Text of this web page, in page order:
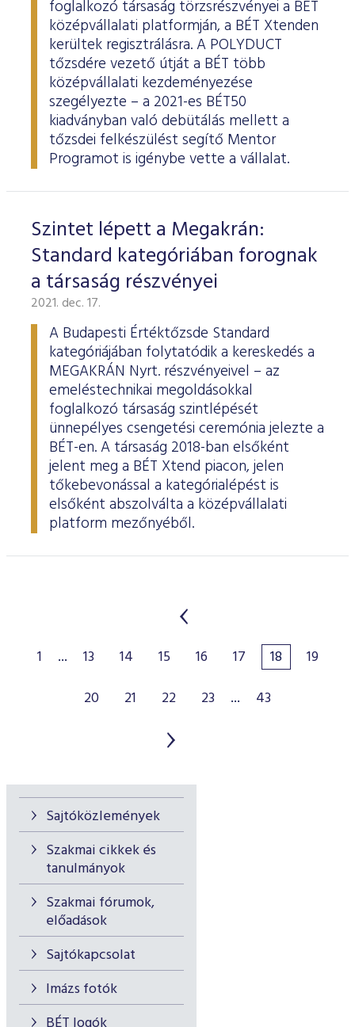
Sajtóközlemények
Szakmai cikkek és
tanulmányok
Szakmai fórumok,
előadások
Sajtókapcsolat
Imázs fotók
foglalkozó társaság törzsrészvényei a BÉT
középvállalati platformján, a BÉT Xtenden
kerültek regisztrálásra. A POLYDUCT
tőzsdére vezető útját a BÉT több
középvállalati kezdeményezése
szegélyezte – a 2021-es BÉT50
kiadványban való debütálás mellett a
tőzsdei felkészülést segítő Mentor
Programot is igénybe vette a vállalat.
Szintet lépett a Megakrán:
Standard kategóriában forognak
a társaság részvényei
2021. dec. 17.
A Budapesti Értéktőzsde Standard
kategóriájában folytatódik a kereskedés a
MEGAKRÁN Nyrt. részvényeivel – az
emeléstechnikai megoldásokkal
foglalkozó társaság szintlépését
ünnepélyes csengetési ceremónia jelezte a
BÉT-en. A társaság 2018-ban elsőként
jelent meg a BÉT Xtend piacon, jelen
tőkebevonással a kategórialépést is
elsőként abszolválta a középvállalati
platform mezőnyéből.
1 ... 13 14 15 16 17 18
19
20
21 22 23 ... 43